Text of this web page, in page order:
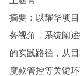
摘要：以耀华项
务视角，系统阐
的实践路径，从
度款管控等关键